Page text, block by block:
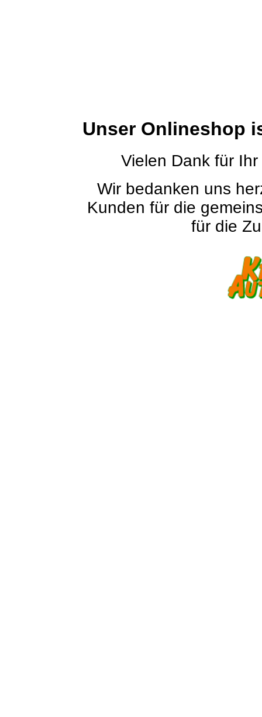
Unser Onlineshop
Vielen Dank für
Wir bedanken uns
Kunden für die
für die